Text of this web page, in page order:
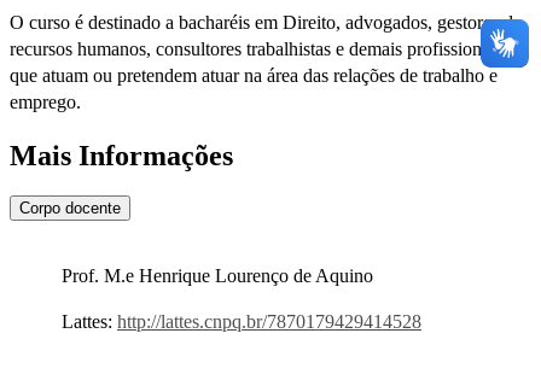
O curso é destinado a bacharéis em Direito, advogados, gestores de
recursos humanos, consultores trabalhistas e demais profissionais
que atuam ou pretendem atuar na área das relações de trabalho e
emprego.
Mais Informações
Corpo docente
Prof. M.e Henrique Lourenço de Aquino
Lattes: http://lattes.cnpq.br/7870179429414528